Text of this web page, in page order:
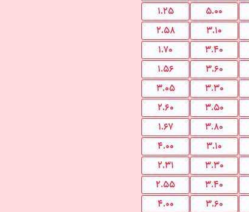
۱.۲۵ ۵.۰۰
۲.۵۸ ۳.۱۰
۱.۷۰ ۳.۴۰
۱.۵۶ ۳.۶۰
۳.۰۵ ۳.۳۰
۲.۶۰ ۳.۵۰
۱.۶۷ ۳.۸۰
۴.۰۰ ۳.۱۰
۲.۳۱ ۳.۳۰
۲.۵۵ ۳.۴۰
۴.۰۰ ۳.۶۰